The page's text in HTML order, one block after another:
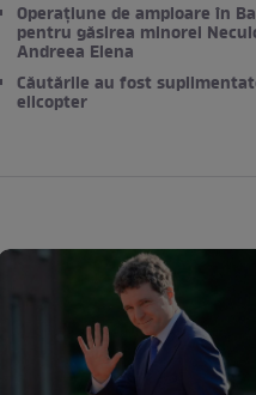
Operațiune de amploare în
pentru găsirea minorei
Andreea Elena
Căutările au fost
elicopter